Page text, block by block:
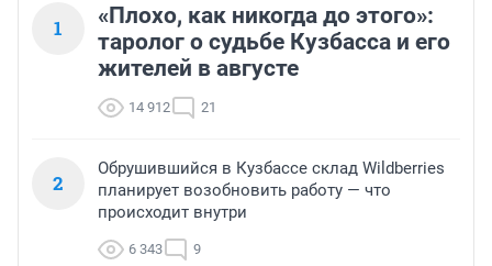
1
«Плохо, как никогда до этого»:
таролог о судьбе Кузбасса и его
жителей в августе
14 912 21
2
Обрушившийся в Кузбассе склад Wildberries
планирует возобновить работу — что
происходит внутри
6 343 9